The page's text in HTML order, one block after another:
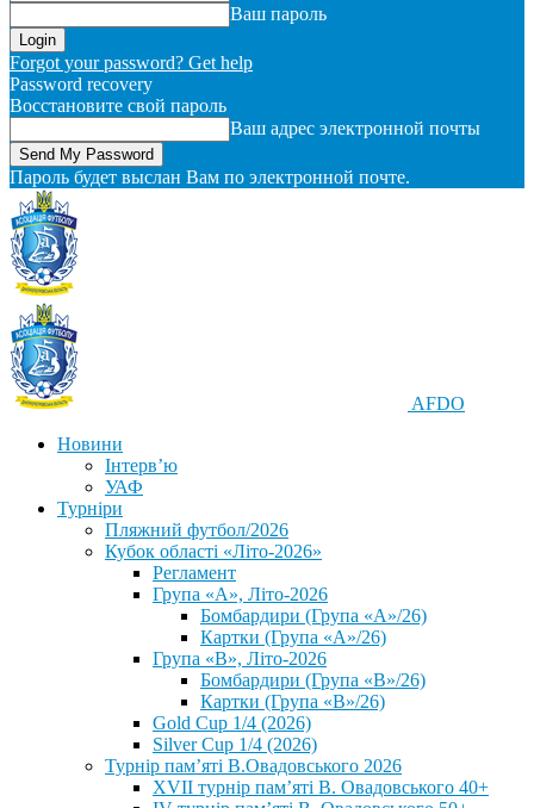
Ваш пароль
Forgot your password? Get help
Password recovery
Восстановите свой пароль
Ваш адрес электронной почты
Пароль будет выслан Вам по электронной почте.
AFDO
Новини
Інтерв’ю
УАФ
Турніри
Пляжний футбол/2026
Кубок області «Літо-2026»
Регламент
Група «А», Літо-2026
Бомбардири (Група «А»/26)
Картки (Група «А»/26)
Група «В», Літо-2026
Бомбардири (Група «В»/26)
Картки (Група «В»/26)
Gold Cup 1/4 (2026)
Silver Cup 1/4 (2026)
Турнір пам’яті В.Овадовського 2026
XVII турнір пам’яті В. Овадовського 40+